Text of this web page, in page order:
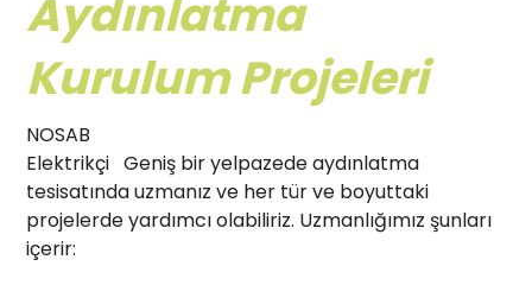
Aydınlatma
Kurulum Projeleri
NOSAB
Elektrikçi Geniş bir yelpazede aydınlatma
tesisatında uzmanız ve her tür ve boyuttaki
projelerde yardımcı olabiliriz. Uzmanlığımız şunları
içerir: